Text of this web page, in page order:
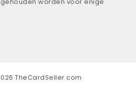
TheCardSeller.com